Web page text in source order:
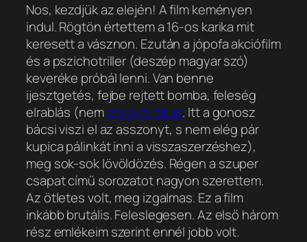
Nos, kezdjük az elején! A film keményen
indul. Rögtön értettem a 16-os karika mit
keresett a vásznon. Ezután a jópofa akciófilm
és a pszichotriller (deszép magyar szó)
keveréke próbál lenni. Van benne
ijesztgetés, fejbe rejtett bomba, feleség
elrablás (nemesküvői típus. Itt a gonosz
bácsi viszi el az asszonyt, s nem elég pár
kupica pálinkát inni a visszaszerzéshez),
meg sok-sok lövöldözés. Régen a szuper
csapat című sorozatot nagyon szerettem.
Az ötletes volt, meg izgalmas. Ez a film
inkább brutális. Feleslegesen. Az első három
rész emlékeim szerint ennél jobb volt.